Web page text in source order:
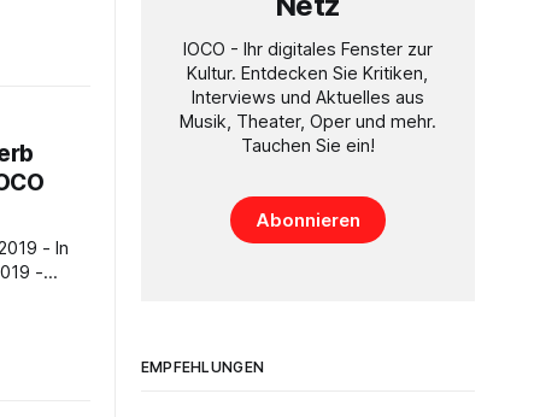
im
- In
IOCO - Ihr digitales Fenster zur
Kultur. Entdecken Sie Kritiken,
Interviews und Aktuelles aus
Musik, Theater, Oper und mehr.
Tauchen Sie ein!
Abonnieren
EMPFEHLUNGEN